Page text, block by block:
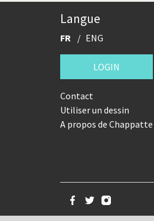
Langue
FR ENG
LOGIN
Contact
Utiliser un dessin
A propos de Chappatte